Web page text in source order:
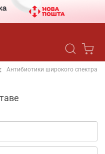
Антибиотики широкого спектра